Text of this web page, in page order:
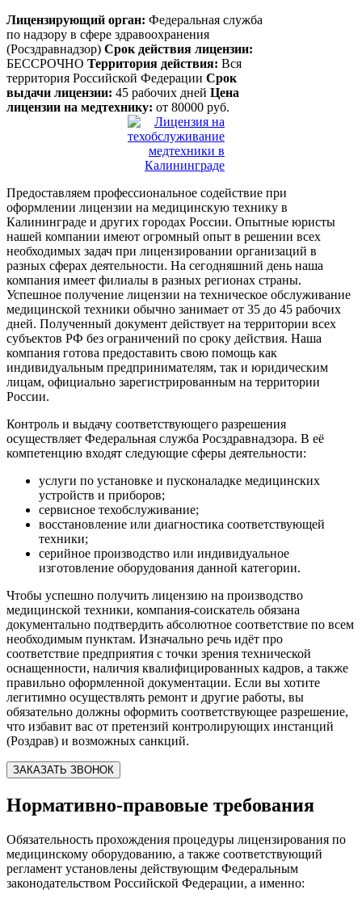
Лицензирующий орган: Федеральная служба
по надзору в сфере здравоохранения
(Росздравнадзор) Срок действия лицензии:
БЕССРОЧНО Территория действия: Вся
территория Российской Федерации Срок
выдачи лицензии: 45 рабочих дней Цена
лицензии на медтехнику: от 80000 руб.
Предоставляем профессиональное содействие при
оформлении лицензии на медицинскую технику в
Калининграде и других городах России. Опытные юристы
нашей компании имеют огромный опыт в решении всех
необходимых задач при лицензировании организаций в
разных сферах деятельности. На сегодняшний день наша
компания имеет филиалы в разных регионах страны.
Успешное получение лицензии на техническое обслуживание
медицинской техники обычно занимает от 35 до 45 рабочих
дней. Полученный документ действует на территории всех
субъектов РФ без ограничений по сроку действия. Наша
компания готова предоставить свою помощь как
индивидуальным предпринимателям, так и юридическим
лицам, официально зарегистрированным на территории
России.
Контроль и выдачу соответствующего разрешения
осуществляет Федеральная служба Росздравнадзора. В её
компетенцию входят следующие сферы деятельности:
услуги по установке и пусконаладке медицинских
устройств и приборов;
сервисное техобслуживание;
восстановление или диагностика соответствующей
техники;
серийное производство или индивидуальное
изготовление оборудования данной категории.
Чтобы успешно получить лицензию на производство
медицинской техники, компания-соискатель обязана
документально подтвердить абсолютное соответствие по всем
необходимым пунктам. Изначально речь идёт про
соответствие предприятия с точки зрения технической
оснащенности, наличия квалифицированных кадров, а также
правильно оформленной документации. Если вы хотите
легитимно осуществлять ремонт и другие работы, вы
обязательно должны оформить соответствующее разрешение,
что избавит вас от претензий контролирующих инстанций
(Роздрав) и возможных санкций.
ЗАКАЗАТЬ ЗВОНОК
Нормативно-правовые требования
Обязательность прохождения процедуры лицензирования по
медицинскому оборудованию, а также соответствующий
регламент установлены действующим Федеральным
законодательством Российской Федерации, а именно: